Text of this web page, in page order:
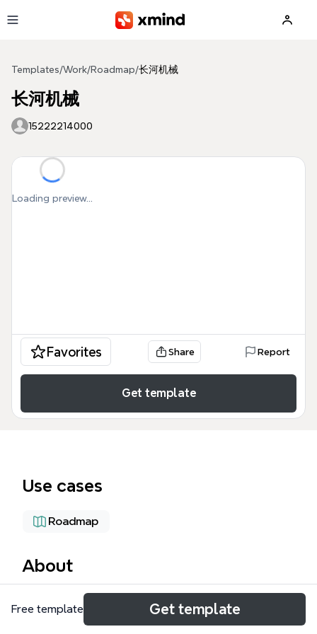
Templates/Work/Roadmap/长河机械
长河机械
15222214000
Loading preview...
Favorites Share Report
Get template
Use cases
Roadmap
About
长河机械规划是一份面向机械制造企业厂房建设与投产
筹备的思维导图模板，覆盖厂房建设、生产准备、营销
Free template Get template